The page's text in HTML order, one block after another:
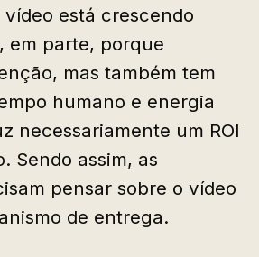
vídeo está crescendo
em parte, porque
mas também tem
humano e energia
necessariamente um ROI
Sendo assim, as
pensar sobre o vídeo
de entrega.